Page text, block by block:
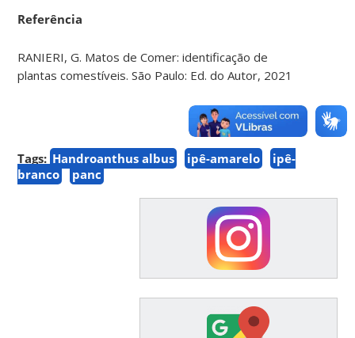
Referência
RANIERI, G. Matos de Comer: identificação de
plantas comestíveis. São Paulo: Ed. do Autor, 2021
Tags: Handroanthus albus ipê-amarelo
ipê-
branco
panc